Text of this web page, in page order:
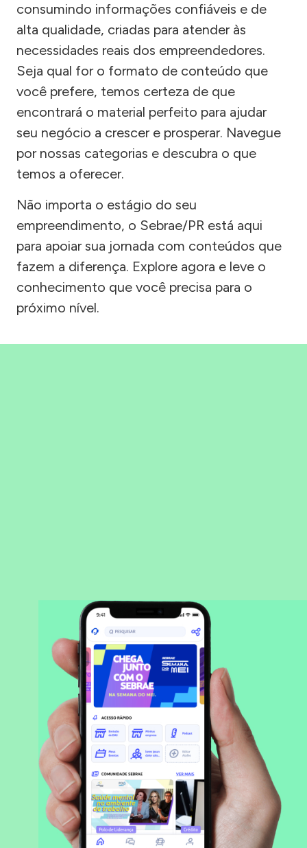
consumindo informações confiáveis e de
alta qualidade, criadas para atender às
necessidades reais dos empreendedores.
Seja qual for o formato de conteúdo que
você prefere, temos certeza de que
encontrará o material perfeito para ajudar
seu negócio a crescer e prosperar. Navegue
por nossas categorias e descubra o que
temos a oferecer.
Não importa o estágio do seu
empreendimento, o Sebrae/PR está aqui
para apoiar sua jornada com conteúdos que
fazem a diferença. Explore agora e leve o
conhecimento que você precisa para o
próximo nível.